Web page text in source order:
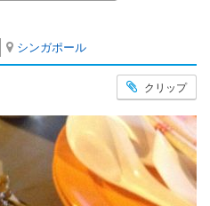
シンガポール
クリップ